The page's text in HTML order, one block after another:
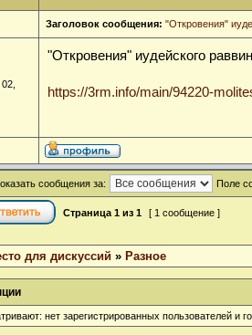
Заголовок сообщения: "Откровения"
"Откровения" иудейского
https://3rm.info/main/94220-
сообщения за: Поле
Страница 1 из 1 [ 1 сообщение ]
для дискуссий » Разное
нет зарегистрированных пользователей и